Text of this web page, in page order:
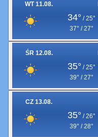
WT 11.08.
34° / 25°
37° / 27°
ŚR 12.08.
35° / 25°
39° / 27°
CZ 13.08.
35° / 26°
39° / 28°